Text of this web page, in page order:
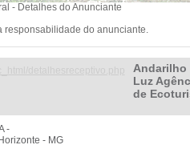
- Detalhes do Anunciante
responsabilidade do anunciante.
Andarilho
Luz
de
-
- MG